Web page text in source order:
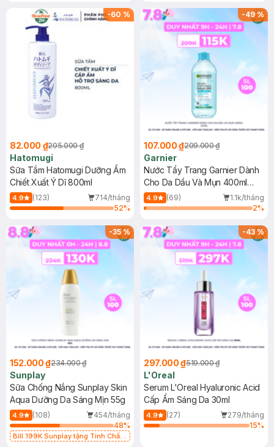
(SL có hạn)
-60 %
82.000 ₫205.000 ₫
Hatomugi
Sữa Tắm Hatomugi Dưỡng Ẩm
Chiết Xuất Ý Dĩ 800ml
4.9 (123)
714/tháng
52%
-49%
107.000 ₫209.000 ₫
Garnier
Nước Tẩy Trang Garnier Dành
Cho Da Dầu Và Mụn 400ml
(Mới)
4.9 (69)
1.1k/tháng
2%
-35%
152.000 ₫234.000 ₫
Sunplay
Sữa Chống Nắng Sunplay Skin
Aqua Dưỡng Da Sáng Mịn 55g
4.9 (108)
454/tháng
48%
Bill 199K Sunplay tặng Tinh Chất
-43%
297.000 ₫519.000 ₫
L'Oreal
Serum L'Oreal Hyaluronic Acid
Cấp Ẩm Sáng Da 30ml
4.9 (27)
279/tháng
15%